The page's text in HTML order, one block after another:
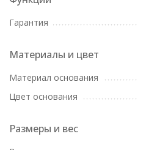
Гарантия
Материалы и цвет
Материал основания
Цвет основания
Размеры и вес